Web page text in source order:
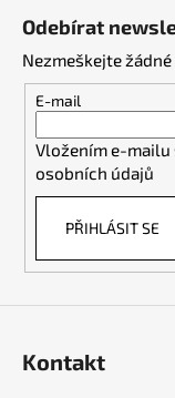
Odebírat
Nezmeškejte
E-mail
Vložením e-mailu
osobních údajů
PŘIHLÁSIT SE
Kontakt